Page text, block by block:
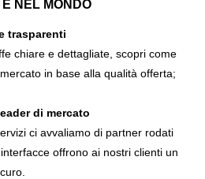
NEL MONDO
trasparenti
chiare e dettagliate, scopri come
in base alla qualità offerta;
di mercato
ci avvaliamo di partner rodati
offrono ai nostri clienti un